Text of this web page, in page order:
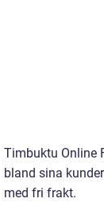
Timbuktu Online
bland sina
med fri frakt.